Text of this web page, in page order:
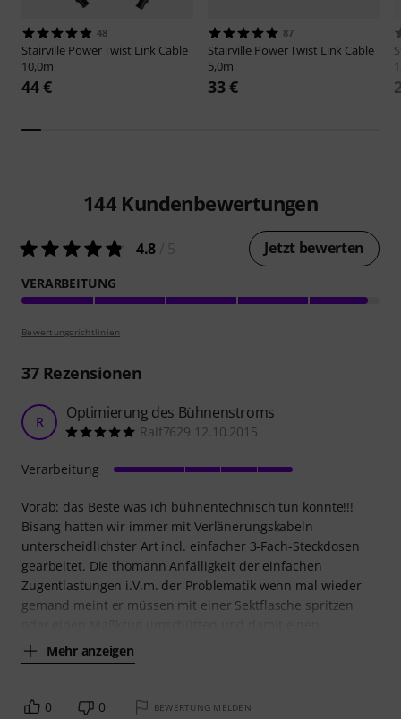
48
Stairville Power Twist Link Cable
10,0m
44 €
87
Stairville Power Twist Link Cable
5,0m
33 €
144 Kundenbewertungen
4.8 Jetzt bewerten
VERARBEITUNG
Bewertungsrichtlinien
37Rezensionen
R Optimierung des Bühnenstroms
Ralf7629 12.10.2015
Vorab: das Beste was ich bühnentechnisch tun konnte!!!
Bisang hatten wir immer mit Verlänerungskabeln
unterscheidlichster Art incl. einfacher 3-Fach-Steckdosen
gearbeitet. Die thomann Anfälligkeit der einfachen
Zugentlastungen i.V.m. der Problematik wenn mal wieder
gemand meint er müssen mit einer Sektflasche spritzen
Mehr anzeigen
Verarbeitung
0 0 BEWERTUNG MELDEN